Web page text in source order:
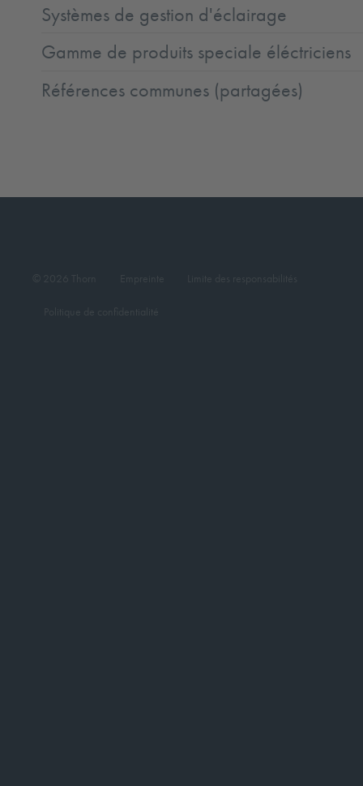
Systèmes de gestion d'éclairage
Gamme de produits speciale éléctriciens
Références communes (partagées)